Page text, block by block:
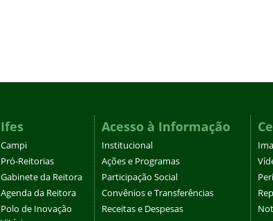
Ifes
Campi
Pró-Reitorias
Gabinete da Reitora
Agenda da Reitora
Polo de Inovação
Acesso à Informação
Institucional
Ações e Programas
Participação Social
Convênios e Transferências
Receitas e Despesas